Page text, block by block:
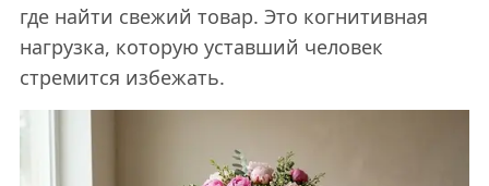
где найти свежий товар. Это когнитивная
нагрузка, которую уставший человек
стремится избежать.